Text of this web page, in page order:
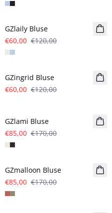
- 50%
GZlaily Bluse
€60,00 €120,00
- 50%
GZingrid Bluse
€60,00 €120,00
GZlami Bluse
€85,00 €170,00
- 50%
GZmalloon Bluse
€85,00 €170,00
- 50%